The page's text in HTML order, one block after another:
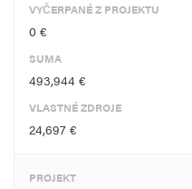
VYČERPANÉ Z PROJEKTU
0 €
SUMA
493,944 €
VLASTNÉ ZDROJE
24,697 €
PROJEKT